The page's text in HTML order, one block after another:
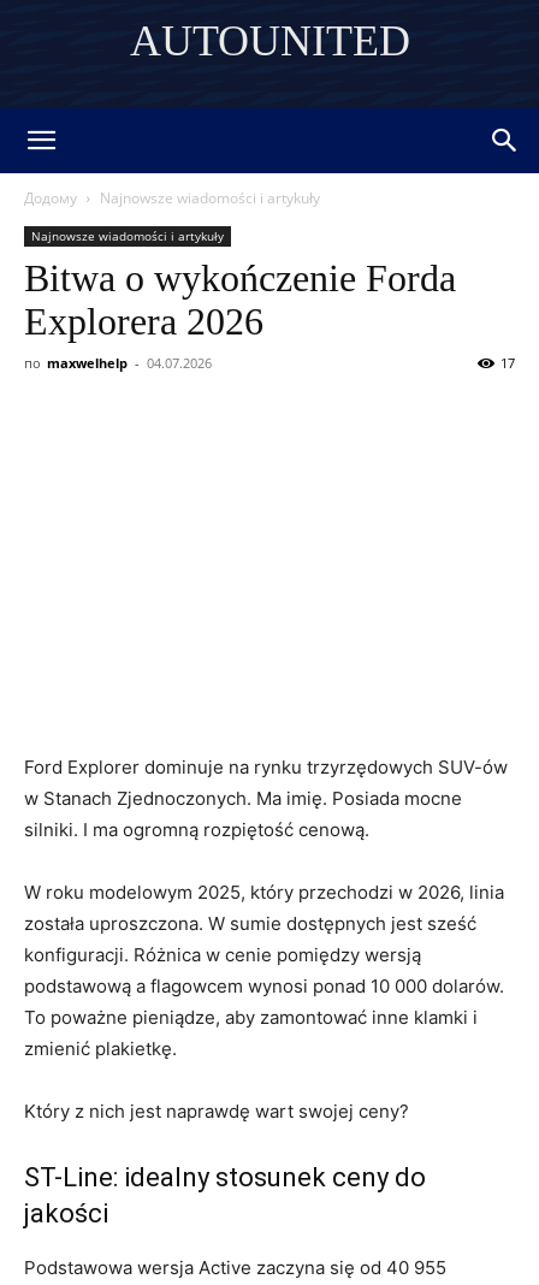
AUTOUNITED
Додому Najnowsze wiadomości i artykuły
Najnowsze wiadomości i artykuły
Bitwa o wykończenie Forda
Explorera 2026
по maxwelhelp - 04.07.2026 17
Ford Explorer dominuje na rynku trzyrzędowych SUV-ów
w Stanach Zjednoczonych. Ma imię. Posiada mocne
silniki. I ma ogromną rozpiętość cenową.
W roku modelowym 2025, który przechodzi w 2026, linia
została uproszczona. W sumie dostępnych jest sześć
konfiguracji. Różnica w cenie pomiędzy wersją
podstawową a flagowcem wynosi ponad 10 000 dolarów.
To poważne pieniądze, aby zamontować inne klamki i
zmienić plakietkę.
Który z nich jest naprawdę wart swojej ceny?
ST-Line: idealny stosunek ceny do
jakości
Podstawowa wersja Active zaczyna się od 40 955